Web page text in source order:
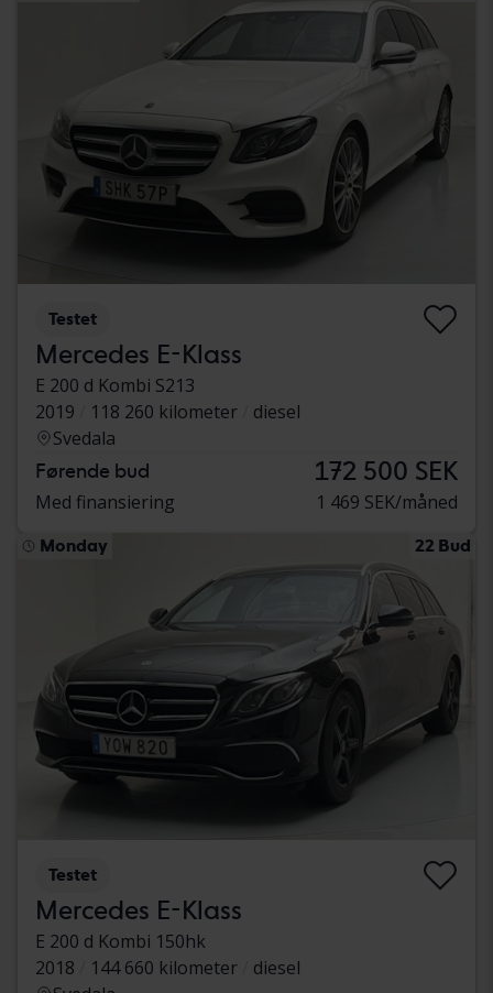
Testet
Mercedes E-Klass
E 200 d Kombi S213
2019
118 260 kilometer
diesel
Svedala
Førende bud 172 500 SEK
Med finansiering 1 469 SEK/måned
Monday 22 Bud
Testet
Mercedes E-Klass
E 200 d Kombi 150hk
2018
144 660 kilometer
diesel